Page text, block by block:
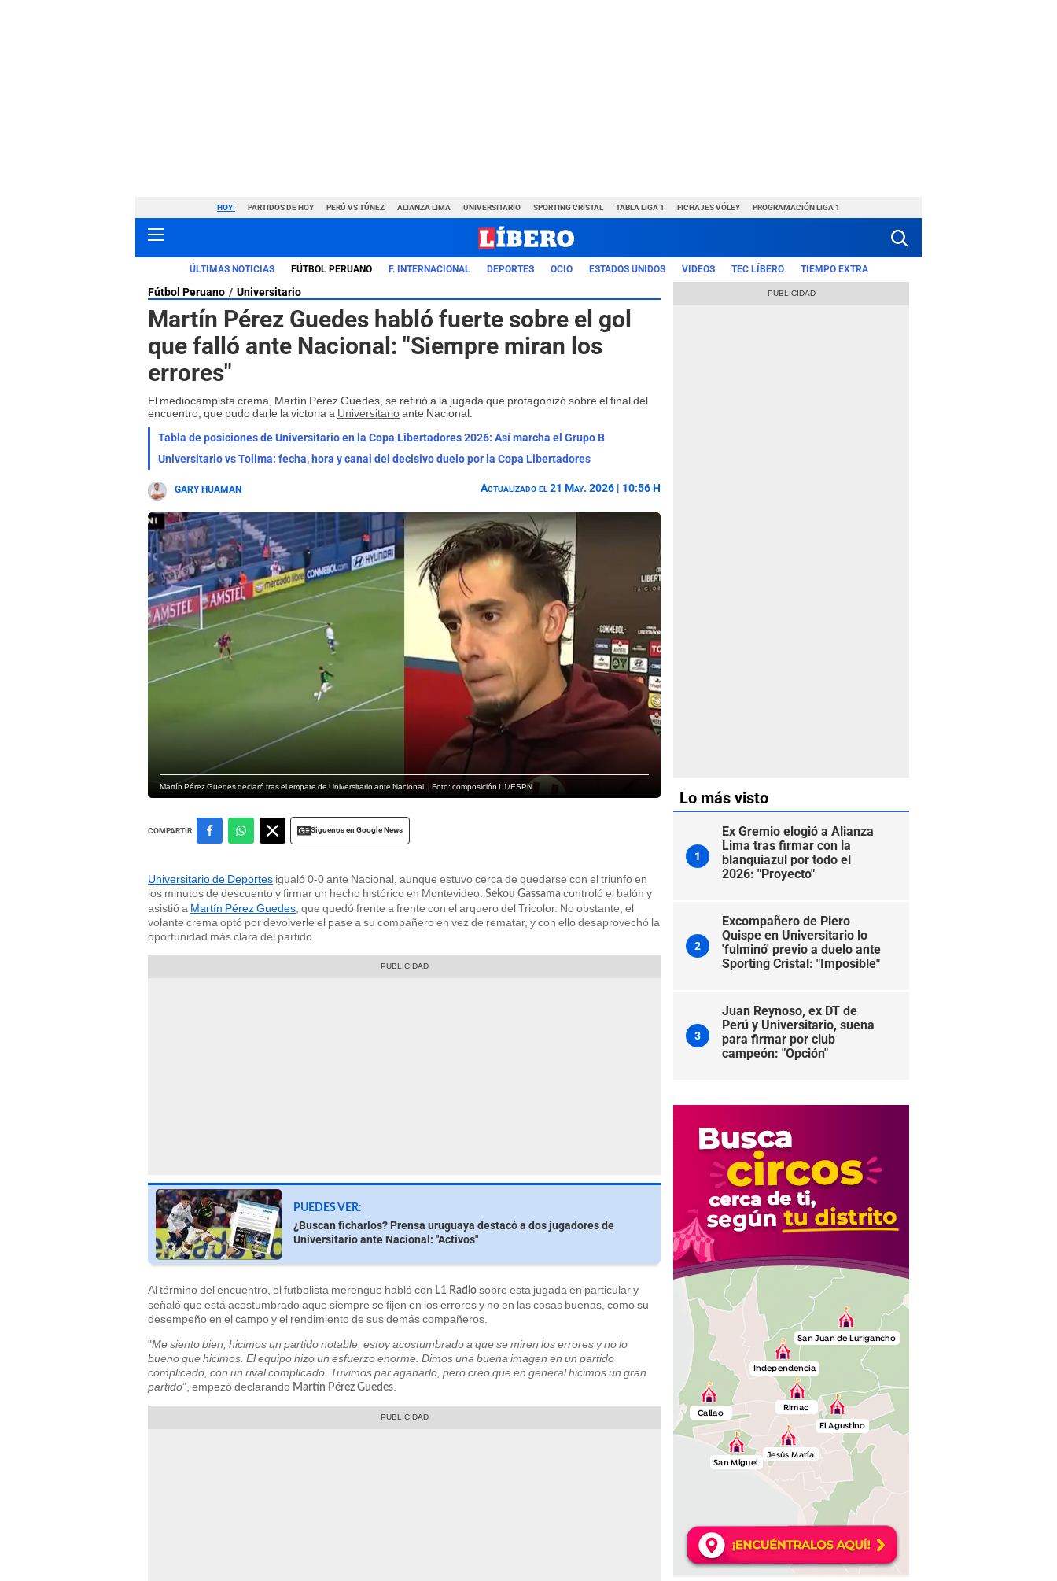
HOY: PARTIDOS DE HOY PERÚ VS TÚNEZ ALIANZA LIMA UNIVERSITARIO SPORTING CRISTAL TABLA LIGA 1 FICHAJES VÓLEY PROGRAMACIÓN LIGA 1
ÚLTIMAS NOTICIAS FÚTBOL PERUANO F. INTERNACIONAL DEPORTES OCIO ESTADOS UNIDOS VIDEOS TEC LÍBERO TIEMPO EXTRA
Fútbol Peruano Universitario
Martín Pérez Guedes habló fuerte sobre el gol
que falló ante Nacional: "Siempre miran los
errores"
El mediocampista crema, Martín Pérez Guedes, se refirió a la jugada que protagonizó sobre el final del
encuentro, que pudo darle la victoria a Universitarioante Nacional.
Tabla de posiciones de Universitario en la Copa Libertadores 2026: Así marcha el Grupo B
Universitario vs Tolima: fecha, hora y canal del decisivo duelo por la Copa Libertadores
GARY HUAMAN Actualizado el 21 May. 2026 | 10:56 H
Martín Pérez Guedes declaró tras el empate de Universitario ante Nacional. | Foto: composición L1/ESPN
COMPARTIR Siguenos en Google News
Universitario de Deportes igualó 0-0 ante Nacional, aunque estuvo cerca de quedarse con el triunfo en
los minutos de descuento y firmar un hecho histórico en Montevideo. Sekou Gassama controló el balón y
asistió a Martín Pérez Guedes , que quedó frente a frente con el arquero del Tricolor. No obstante, el
volante crema optó por devolverle el pase a su compañero en vez de rematar, y con ello desaprovechó la
oportunidad más clara del partido.
PUEDES VER:
¿Buscan ficharlos? Prensa uruguaya destacó a dos jugadores de
Universitario ante Nacional: "Activos"
Al término del encuentro, el futbolista merengue habló con L1 Radio sobre esta jugada en particular y
señaló que está acostumbrado aque siempre se fijen en los errores y no en las cosas buenas, como su
desempeño en el campo y el rendimiento de sus demás compañeros.
"Me siento bien, hicimos un partido notable, estoy acostumbrado a que se miren los errores y no lo
bueno que hicimos. El equipo hizo un esfuerzo enorme. Dimos una buena imagen en un partido
complicado, con un rival complicado. Tuvimos par aganarlo, pero creo que en general hicimos un gran
partido”, empezó declarando Martín Pérez Guedes
Lo más visto
1
Ex Gremio elogió a Alianza
Lima tras firmar con la
blanquiazul por todo el
2026: "Proyecto"
2
Excompañero de Piero
Quispe en Universitario lo
'fulminó' previo a duelo ante
Sporting Cristal: "Imposible"
3
Juan Reynoso, ex DT de
Perú y Universitario, suena
para firmar por club
campeón: "Opción"